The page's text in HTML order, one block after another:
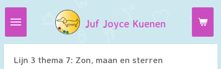
Ga
direct
de
hoofdinhoud
Juf Joyce Kuenen
Lijn 3 thema 7: Zon, maan en sterren